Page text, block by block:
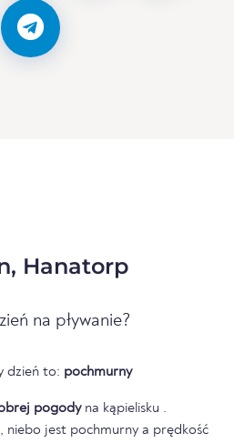
Hanatorp
na pływanie?
dzień to: pochmurny
pogodyna kąpielisku .
niebo jest pochmurny a prędkość